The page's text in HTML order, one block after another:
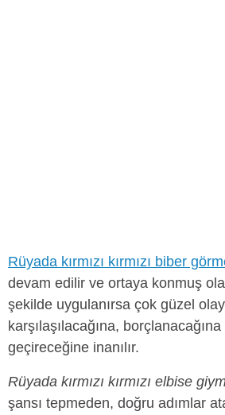
Rüyada kırmızı kırmızı biber
devam edilir ve ortaya konmuş
şekilde uygulanırsa çok güzel
karşılaşılacağına,
geçireceğine inanılır.
Rüyada kırmızı kırmızı elbise
şansı tepmeden, doğru adımlar